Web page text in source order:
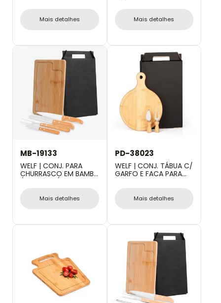
Mais detalhes Mais detalhes
MB-19133
WELF | CONJ. PARA
CHURRASCO EM BAMBU
/ MADEIRA / INOX
Mais detalhes
PD-38023
WELF | CONJ. TÁBUA C/
GARFO E FACA PARA
Mais detalhes